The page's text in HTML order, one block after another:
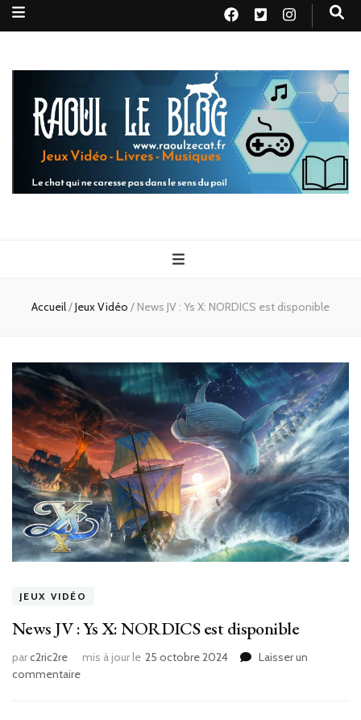
Raoul le
blog
Accueil/Jeux Vidéo / News JV : Ys X: NORDICS est disponible
JEUX VIDÉO
News JV : Ys X: NORDICS est disponible
parc2ric2re mis à jour le 25 octobre 2024
Laisser un
commentairesur